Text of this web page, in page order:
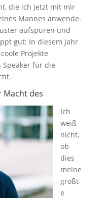
die ich jetzt mit mir
Mannes anwende.
aufspüren und
gut: In diesem Jahr
Projekte
für die
Macht des
Ich
weiß
nicht,
ob
dies
meine
größt
e